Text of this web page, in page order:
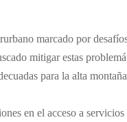
marcado por
mitigar estas
para la alta
en el acceso a